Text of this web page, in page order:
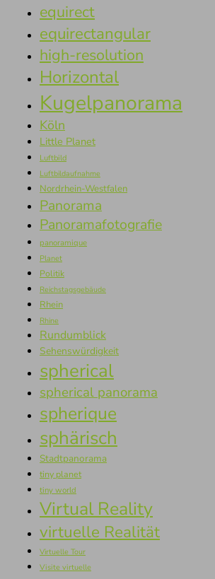
equirect
equirectangular
high-resolution
Horizontal
Kugelpanorama
Köln
Little Planet
Luftbild
Luftbildaufnahme
Nordrhein-Westfalen
Panorama
Panoramafotografie
panoramique
Planet
Politik
Reichstagsgebäude
Rhein
Rhine
Rundumblick
Sehenswürdigkeit
spherical
spherical panorama
spherique
sphärisch
Stadtpanorama
tiny planet
tiny world
Virtual Reality
virtuelle Realität
Virtuelle Tour
Visite virtuelle